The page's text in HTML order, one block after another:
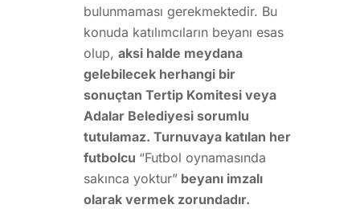
bulunmaması gerekmektedir. Bu
konuda katılımcıların beyanı esas
olup,aksi halde meydana
gelebilecek herhangi bir
sonuçtan Tertip Komitesi veya
Adalar Belediyesi sorumlu
tutulamaz. Turnuvaya katılan her
futbolcu “Futbol oynamasında
sakınca yoktur” beyanı imzalı
olarak vermek zorundadır.